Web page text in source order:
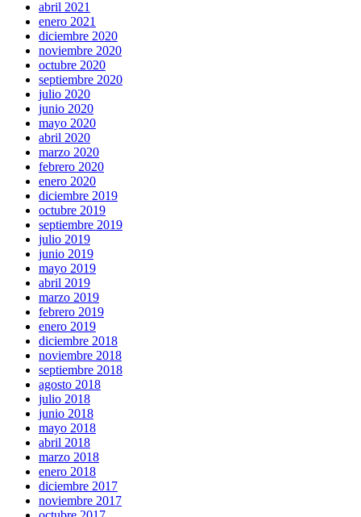
abril 2021
enero 2021
diciembre 2020
noviembre 2020
octubre 2020
septiembre 2020
julio 2020
junio 2020
mayo 2020
abril 2020
marzo 2020
febrero 2020
enero 2020
diciembre 2019
octubre 2019
septiembre 2019
julio 2019
junio 2019
mayo 2019
abril 2019
marzo 2019
febrero 2019
enero 2019
diciembre 2018
noviembre 2018
septiembre 2018
agosto 2018
julio 2018
junio 2018
mayo 2018
abril 2018
marzo 2018
enero 2018
diciembre 2017
noviembre 2017